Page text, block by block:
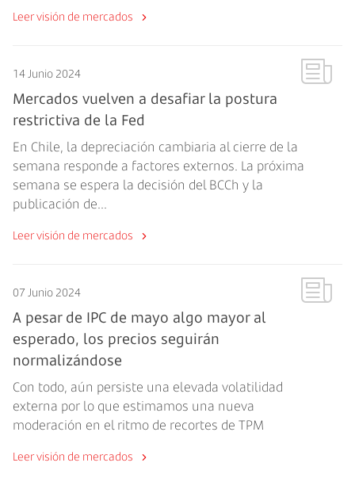
Leer visión de mercados
14 Junio 2024
Mercados vuelven a desafiar la postura
restrictiva de la Fed
En Chile, la depreciación cambiaria al cierre de la
semana responde a factores externos. La próxima
semana se espera la decisión del BCCh y la
publicación de...
Leer visión de mercados
07 Junio 2024
A pesar de IPC de mayo algo mayor al
esperado, los precios seguirán
normalizándose
Con todo, aún persiste una elevada volatilidad
externa por lo que estimamos una nueva
moderación en el ritmo de recortes de TPM
Leer visión de mercados